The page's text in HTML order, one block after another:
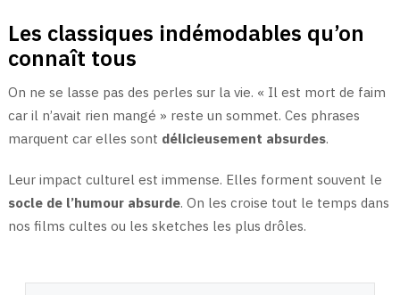
Les classiques indémodables qu’on
connaît tous
On ne se lasse pas des perles sur la vie. « Il est mort de faim
car il n’avait rien mangé » reste un sommet. Ces phrases
marquent car elles sont délicieusement absurdes.
Leur impact culturel est immense. Elles forment souvent le
socle de l’humour absurde. On les croise tout le temps dans
nos films cultes ou les sketches les plus drôles.